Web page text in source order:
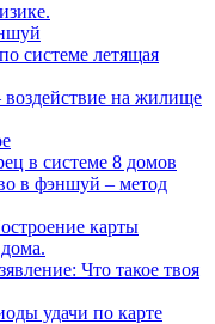
системе летящая
воздействие на жилище
в системе 8 домов
в фэншуй – метод
карты
Что такое твоя
удачи по карте